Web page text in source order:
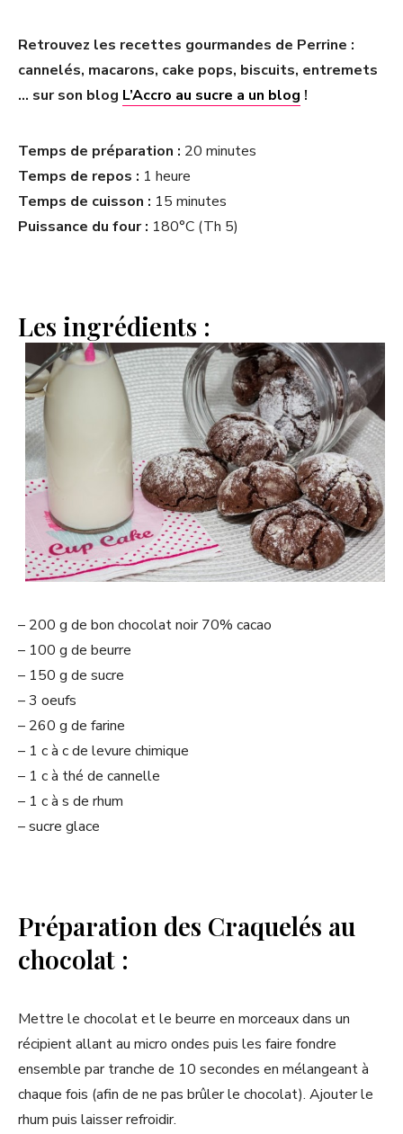
Retrouvez les recettes gourmandes de Perrine :
cannelés, macarons, cake pops, biscuits, entremets
… sur son blog L’Accro au sucre a un blog !
Temps de préparation : 20 minutes
Temps de repos : 1 heure
Temps de cuisson : 15 minutes
Puissance du four : 180°C (Th 5)
Les ingrédients :
– 200 g de bon chocolat noir 70% cacao
– 100 g de beurre
– 150 g de sucre
– 3 oeufs
– 260 g de farine
– 1 c à c de levure chimique
– 1 c à thé de cannelle
– 1 c à s de rhum
– sucre glace
Préparation des Craquelés au
chocolat :
Mettre le chocolat et le beurre en morceaux dans un
récipient allant au micro ondes puis les faire fondre
ensemble par tranche de 10 secondes en mélangeant à
chaque fois (afin de ne pas brûler le chocolat). Ajouter le
rhum puis laisser refroidir.